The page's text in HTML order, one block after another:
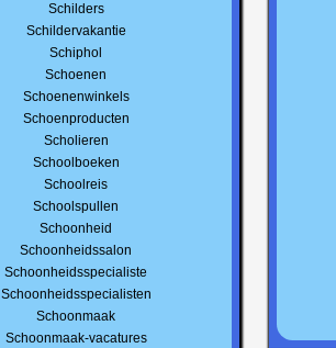
Schilders
Schildervakantie
Schiphol
Schoenen
Schoenenwinkels
Schoenproducten
Scholieren
Schoolboeken
Schoolreis
Schoolspullen
Schoonheid
Schoonheidssalon
Schoonheidsspecialiste
Schoonheidsspecialisten
Schoonmaak
Schoonmaak-vacatures